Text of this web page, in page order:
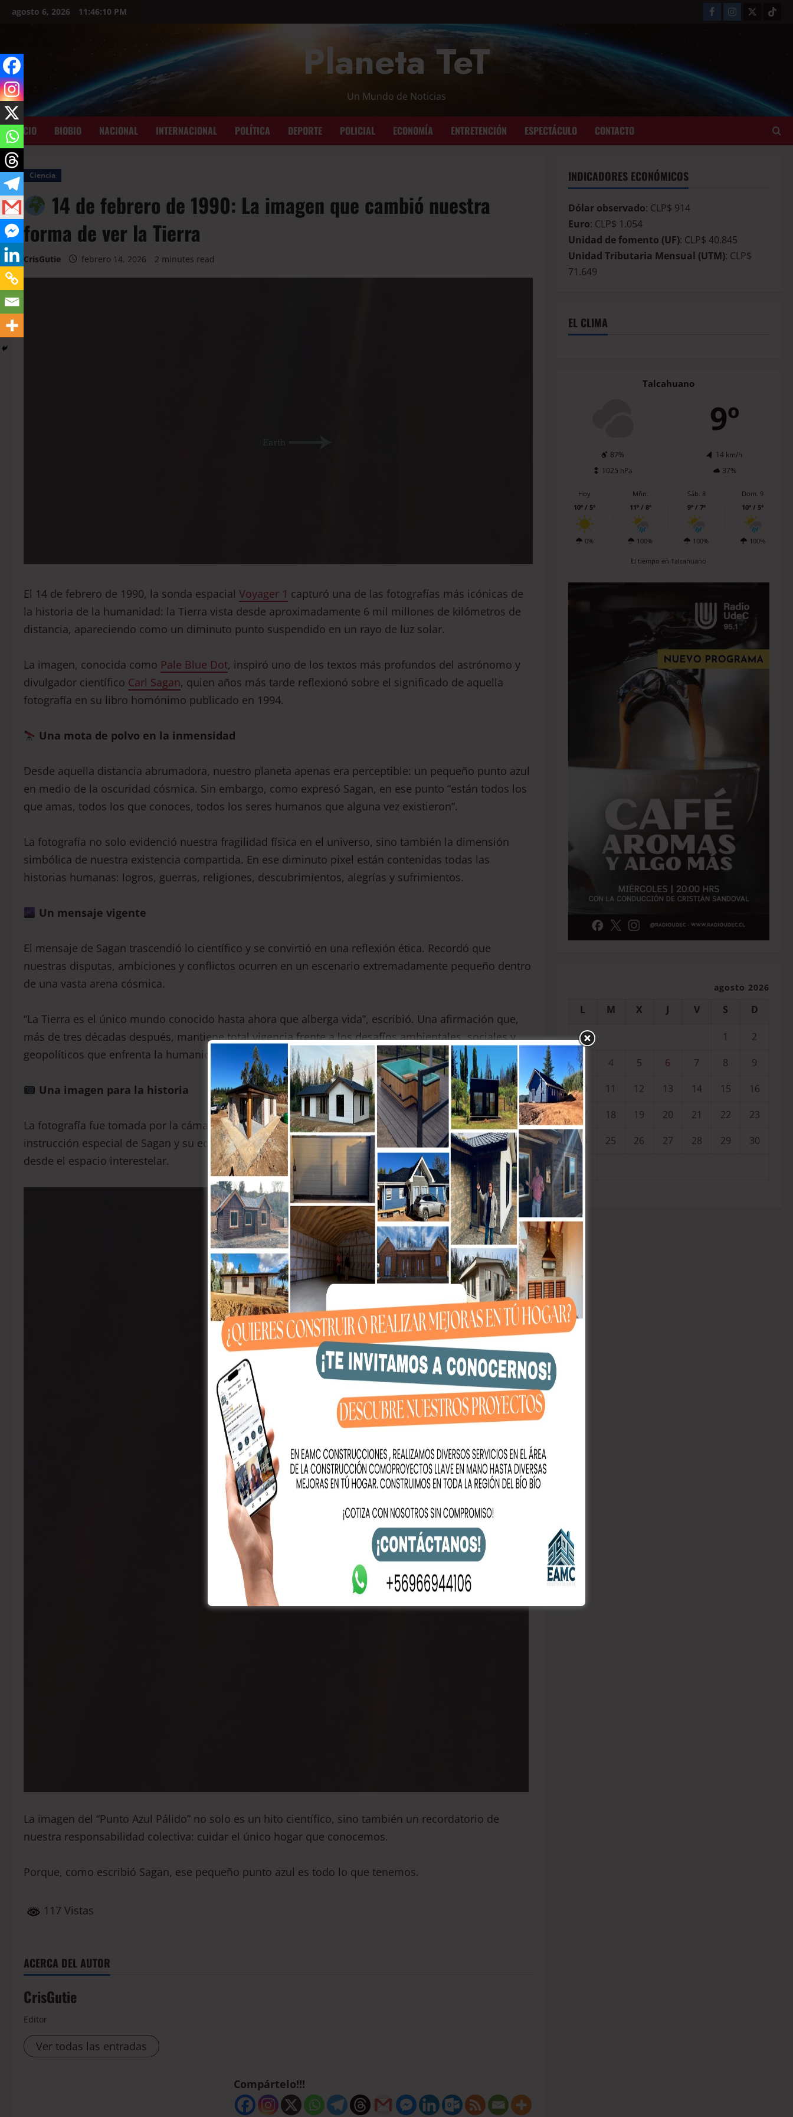
agosto 6, 2026 11:46:11 PM
Planeta TeT
Un Mundo de Noticias
INICIO BIOBIO NACIONAL INTERNACIONAL POLÍTICA DEPORTE POLICIAL ECONOMÍA ENTRETENCIÓN ESPECTÁCULO CONTACTO
Ciencia
14 de febrero de 1990: La imagen que cambió nuestra
forma de ver la Tierra
CrisGutie febrero 14, 2026 2 minutes read
El 14 de febrero de 1990, la sonda espacial Voyager 1 capturó una de las fotografías más icónicas de
la historia de la humanidad: la Tierra vista desde aproximadamente 6 mil millones de kilómetros de
distancia, apareciendo como un diminuto punto suspendido en un rayo de luz solar.
La imagen, conocida como Pale Blue Dot, inspiró uno de los textos más profundos del astrónomo y
divulgador científico Carl Sagan, quien años más tarde reflexionó sobre el significado de aquella
fotografía en su libro homónimo publicado en 1994.
Una mota de polvo en la inmensidad
Desde aquella distancia abrumadora, nuestro planeta apenas era perceptible: un pequeño punto azul
en medio de la oscuridad cósmica. Sin embargo, como expresó Sagan, en ese punto “están todos los
que amas, todos los que conoces, todos los seres humanos que alguna vez existieron”.
La fotografía no solo evidenció nuestra fragilidad física en el universo, sino también la dimensión
simbólica de nuestra existencia compartida. En ese diminuto pixel están contenidas todas las
historias humanas: logros, guerras, religiones, descubrimientos, alegrías y sufrimientos.
Un mensaje vigente
El mensaje de Sagan trascendió lo científico y se convirtió en una reflexión ética. Recordó que
nuestras disputas, ambiciones y conflictos ocurren en un escenario extremadamente pequeño dentro
de una vasta arena cósmica.
“La Tierra es el único mundo conocido hasta ahora que alberga vida”, escribió. Una afirmación que,
más de tres décadas después, mantiene total vigencia frente a los desafíos ambientales, sociales y
geopolíticos que enfrenta la humanidad.
Una imagen para la historia
La fotografía fue tomada por la cámara de la sonda antes de abandonar el sistema solar, por
instrucción especial de Sagan y su equipo. La misión, lanzada en 1977, continúa enviando datos
desde el espacio interestelar.
La imagen del “Punto Azul Pálido” no solo es un hito científico, sino también un recordatorio de
nuestra responsabilidad colectiva: cuidar el único hogar que conocemos.
Porque, como escribió Sagan, ese pequeño punto azul es todo lo que tenemos.
117 Vistas
ACERCA DEL AUTOR
CrisGutie
Editor
Ver todas las entradas
Compártelo!!!
INDICADORES ECONÓMICOS
Dólar observado: CLP$ 914
Euro: CLP$ 1.054
Unidad de fomento (UF): CLP$ 40.845
Unidad Tributaria Mensual (UTM): CLP$
71.649
EL CLIMA
Talcahuano
9º
87%
14 km/h
1025 hPa
37%
Hoy
10º / 5º
0%
Mñn.
11º / 8º
100%
Sáb. 8
9º / 7º
100%
Dom. 9
10º / 5º
100%
El tiempo en Talcahuano
agosto 2026
L M X J V S D
1
2
3
4 5 6 7 8
9
10
11 12 13 14 15
16
17
18 19 20 21 22
23
24
25 26 27 28 29
30
31
« Jul